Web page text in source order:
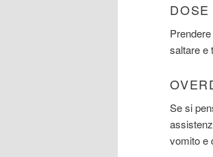
DOSE
saltare e
Se si
vomito e